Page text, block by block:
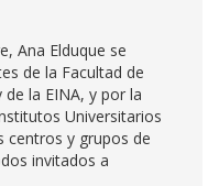
Ana Elduque se
de la Facultad de
la EINA, y por la
Universitarios
centros y grupos de
invitados a